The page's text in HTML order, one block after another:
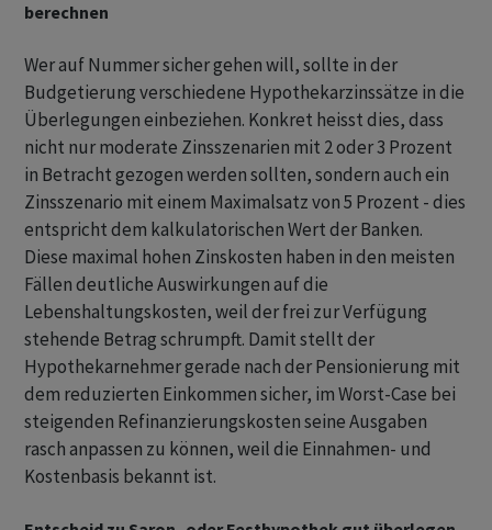
berechnen
Wer auf Nummer sicher gehen will, sollte in der
Budgetierung verschiedene Hypothekarzinssätze in die
Überlegungen einbeziehen. Konkret heisst dies, dass
nicht nur moderate Zinsszenarien mit 2 oder 3 Prozent
in Betracht gezogen werden sollten, sondern auch ein
Zinsszenario mit einem Maximalsatz von 5 Prozent - dies
entspricht dem kalkulatorischen Wert der Banken.
Diese maximal hohen Zinskosten haben in den meisten
Fällen deutliche Auswirkungen auf die
Lebenshaltungskosten, weil der frei zur Verfügung
stehende Betrag schrumpft. Damit stellt der
Hypothekarnehmer gerade nach der Pensionierung mit
dem reduzierten Einkommen sicher, im Worst-Case bei
steigenden Refinanzierungskosten seine Ausgaben
rasch anpassen zu können, weil die Einnahmen- und
Kostenbasis bekannt ist.